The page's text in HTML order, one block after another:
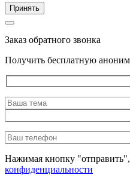
Принять
Заказ обратного звонка
Получить бесплатную
Нажимая кнопку "отправить",
конфиденциальности